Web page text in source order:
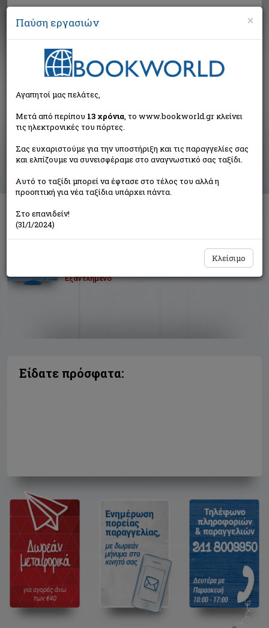
Αναζήτηση
Αποτελέσματα αναζήτησης
Συγγραφέας: Alnasser Sabah (1 βιβλία)
Ταξινόμηση ανά:
Socialist Register 2008
Εξαντλημένο
Είδατε πρόσφατα:
×
Παύση εργασιών
Αγαπητοί μας πελάτες,
Μετά από περίπου 13 χρόνια, το www.bookworld.gr κλείνει
τις ηλεκτρονικές του πόρτες.
Σας ευχαριστούμε για την υποστήριξη και τις παραγγελίες σας
και ελπίζουμε να συνεισφέραμε στο αναγνωστικό σας ταξίδι.
Αυτό το ταξίδι μπορεί να έφτασε στο τέλος του αλλά η
προοπτική για νέα ταξίδια υπάρχει πάντα.
Στο επανιδείν!
(31/1/2024)
Κλείσιμο